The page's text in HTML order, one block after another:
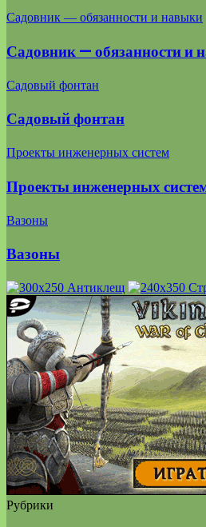
Садовник — обязанности и навыки
Садовник — обязанности и
Садовый фонтан
Садовый фонтан
Проекты инженерных систем
Проекты инженерных
Вазоны
Вазоны
Рубрики